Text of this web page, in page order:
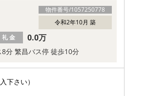
物件番号/1057250778
令和2年10月 築
分 繁昌バス停 徒歩10分
礼 金 0.0万
下さい）